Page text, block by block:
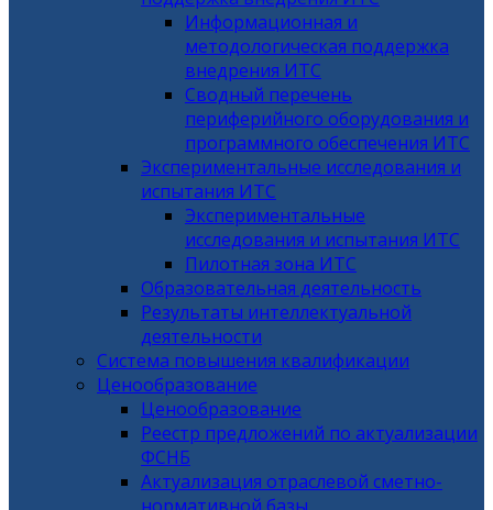
Информационная и
методологическая поддержка
внедрения ИТС
Сводный перечень
периферийного оборудования и
программного обеспечения ИТС
Экспериментальные исследования и
испытания ИТС
Экспериментальные
исследования и испытания ИТС
Пилотная зона ИТС
Образовательная деятельность
Результаты интеллектуальной
деятельности
Система повышения квалификации
Ценообразование
Ценообразование
Реестр предложений по актуализации
ФСНБ
Актуализация отраслевой сметно-